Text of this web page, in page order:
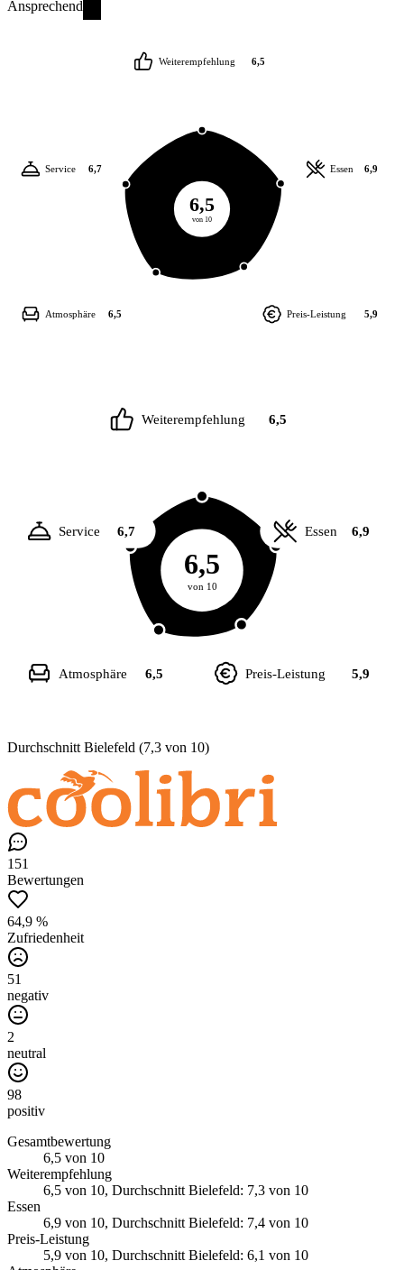
Ansprechend
6,5
von 10
Weiterempfehlung 6,5
Essen 6,9
Preis-Leistung 5,9
Atmosphäre 6,5
Service 6,7
6,5
von 10
Weiterempfehlung 6,5
Essen 6,9
Preis-Leistung 5,9
Atmosphäre 6,5
Service 6,7
Durchschnitt Bielefeld (7,3 von 10)
151
Bewertungen
64,9 %
Zufriedenheit
51
negativ
2
neutral
98
positiv
Gesamtbewertung
6,5 von 10
Weiterempfehlung
6,5 von 10, Durchschnitt Bielefeld: 7,3 von 10
Essen
6,9 von 10, Durchschnitt Bielefeld: 7,4 von 10
Preis-Leistung
5,9 von 10, Durchschnitt Bielefeld: 6,1 von 10